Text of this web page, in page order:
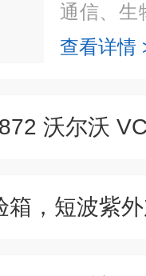
通信、生
波长。测
查看详情